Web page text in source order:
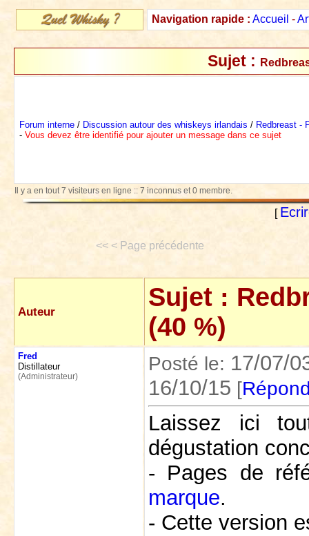
Navigation rapide : Accueil -
Sujet :
Forum interne / Discussion autour des whiskeys irlandais / Redbreast -
- Vous devez être identifié pour ajouter un message dans ce sujet
Il y a en tout 7 visiteurs en ligne :: 7 inconnus et 0 membre.
[
<< < Page précédente
Auteur Sujet :
(40 %)
Fred
Distillateur
(Administrateur)
Posté le: 17/07/
16/10/15 [
Laissez ici
dégustation
- Pages de
marque.
- Cette version